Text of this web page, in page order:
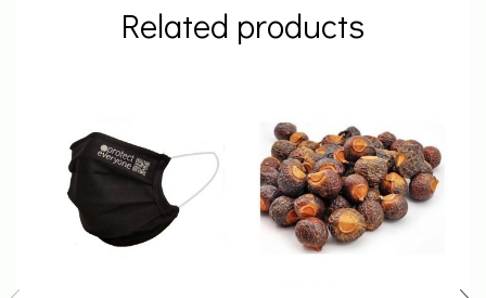
Related products